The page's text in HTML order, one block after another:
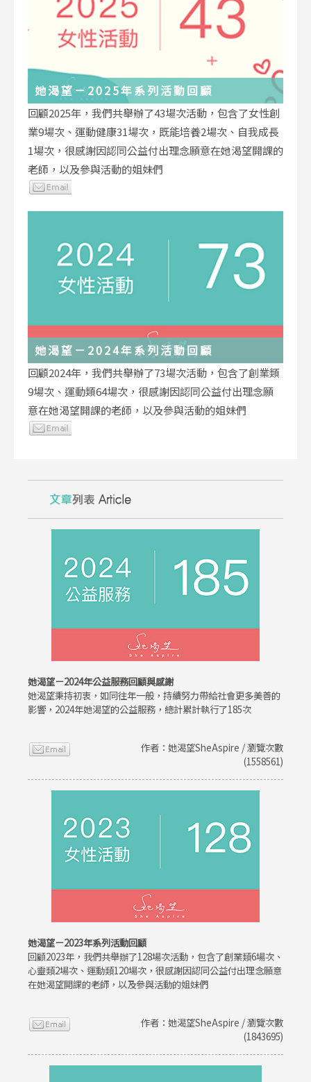
她渴望－2025年系列活動回顧
回顧2025年，我們共舉辦了43場次活動，包含了女性創
業9場次、運動健康31場次，既能培養2場次、自我成長
1場次，很感謝因認同公益付出理念願意在她渴望開課的
老師，以及參與活動的姐妹們
她渴望－2024年系列活動回顧
回顧2024年，我們共舉辦了73場次活動，包含了創業類
9場次、運動類64場次，很感謝因認同公益付出理念願
意在她渴望開課的老師，以及參與活動的姐妹們
她渴望－2024年公益服務回顧與感謝
她渴望秉持初衷，如同往年一般，持續努力帶給社會更多美善的
影響，2024年她渴望的公益服務，總計累計執行了185次
作者：她渴望SheAspire / 瀏覽次數
(1558561)
她渴望－2023年系列活動回顧
回顧2023年，我們共舉辦了128場次活動，包含了創業類6場次、
心靈類2場次、運動類120場次，很感謝因認同公益付出理念願意
在她渴望開課的老師，以及參與活動的姐妹們
作者：她渴望SheAspire / 瀏覽次數
(1843695)